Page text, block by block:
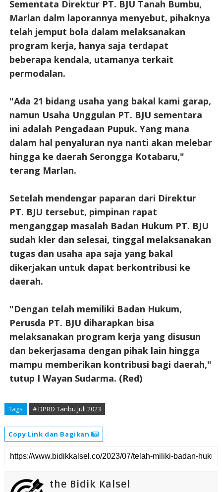
Sementata Direktur PT. BJU Tanah Bumbu,
Marlan dalm laporannya menyebut, pihaknya
telah jemput bola dalam melaksanakan
program kerja, hanya saja terdapat
beberapa kendala, utamanya terkait
permodalan.
"Ada 21 bidang usaha yang bakal kami garap,
namun Usaha Unggulan PT. BJU sementara
ini adalah Pengadaan Pupuk. Yang mana
dalam hal penyaluran nya nanti akan melebar
hingga ke daerah Serongga Kotabaru,"
terang Marlan.
Setelah mendengar paparan dari Direktur
PT. BJU tersebut, pimpinan rapat
menganggap masalah Badan Hukum PT. BJU
sudah kler dan selesai, tinggal melaksanakan
tugas dan usaha apa saja yang bakal
dikerjakan untuk dapat berkontribusi ke
daerah.
"Dengan telah memiliki Badan Hukum,
Perusda PT. BJU diharapkan bisa
melaksanakan program kerja yang disusun
dan bekerjasama dengan pihak lain hingga
mampu memberikan kontribusi bagi daerah,"
tutup I Wayan Sudarma. (Red)
Tags # DPRD Tanbu Juli 2023
Copy Link dan Bagikan
the Bidik Kalsel